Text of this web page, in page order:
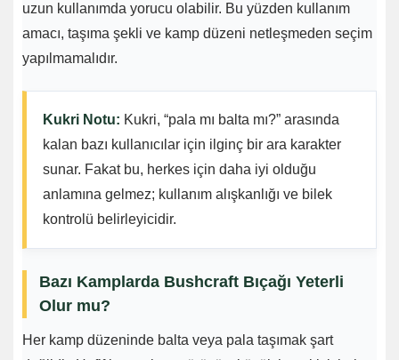
uzun kullanımda yorucu olabilir. Bu yüzden kullanım
amacı, taşıma şekli ve kamp düzeni netleşmeden seçim
yapılmamalıdır.
Kukri Notu: Kukri, “pala mı balta mı?” arasında
kalan bazı kullanıcılar için ilginç bir ara karakter
sunar. Fakat bu, herkes için daha iyi olduğu
anlamına gelmez; kullanım alışkanlığı ve bilek
kontrolü belirleyicidir.
Bazı Kamplarda Bushcraft Bıçağı Yeterli
Olur mu?
Her kamp düzeninde balta veya pala taşımak şart